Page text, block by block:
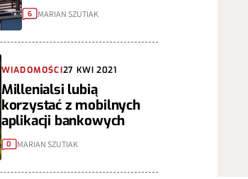
6 MARIAN SZUTIAK
WIADOMOŚCI27 KWI 2021
Millenialsi lubią
korzystać z mobilnych
aplikacji bankowych
0 MARIAN SZUTIAK